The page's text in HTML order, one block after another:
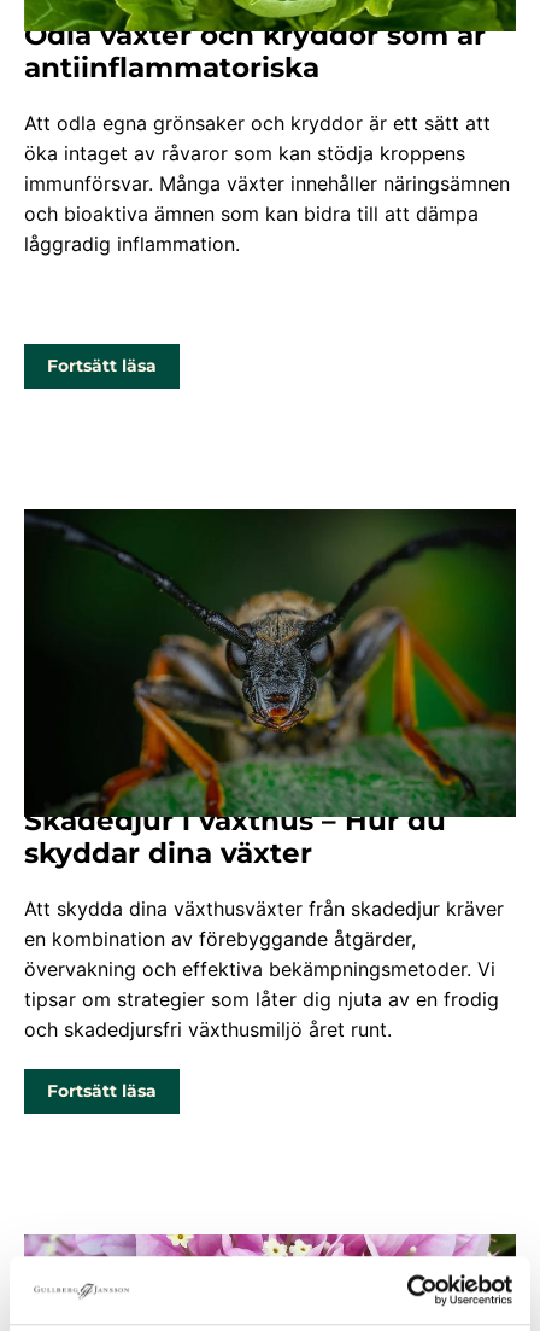
Odla växter och kryddor som är
antiinflammatoriska
Att odla egna grönsaker och kryddor är ett sätt att
öka intaget av råvaror som kan stödja kroppens
immunförsvar. Många växter innehåller näringsämnen
och bioaktiva ämnen som kan bidra till att dämpa
låggradig inflammation.
Fortsätt läsa
Skadedjur i växthus – Hur du
skyddar dina växter
Att skydda dina växthusväxter från skadedjur kräver
en kombination av förebyggande åtgärder,
övervakning och effektiva bekämpningsmetoder. Vi
tipsar om strategier som låter dig njuta av en frodig
och skadedjursfri växthusmiljö året runt.
Fortsätt läsa